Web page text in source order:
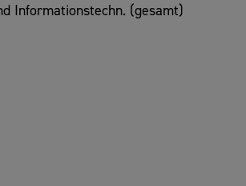
Informationstechn. (gesamt)